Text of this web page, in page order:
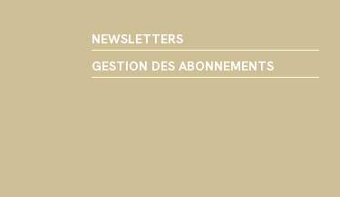
NEWSLETTERS
GESTION DES ABONNEMENTS